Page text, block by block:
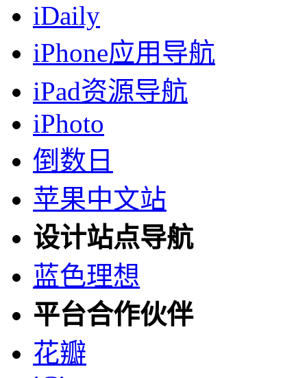
iDaily
iPhone应用导航
iPad资源导航
iPhoto
倒数日
苹果中文站
设计站点导航
蓝色理想
平台合作伙伴
花瓣